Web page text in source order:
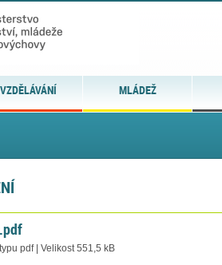
VZDĚLÁVÁNÍ MLÁDEŽ
pdf | Velikost 551,5 kB